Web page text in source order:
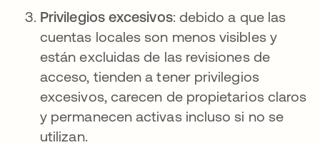
Privilegios excesivos: debido a que las
cuentas locales son menos visibles y
están excluidas de las revisiones de
acceso, tienden a tener privilegios
excesivos, carecen de propietarios claros
y permanecen activas incluso si no se
utilizan.